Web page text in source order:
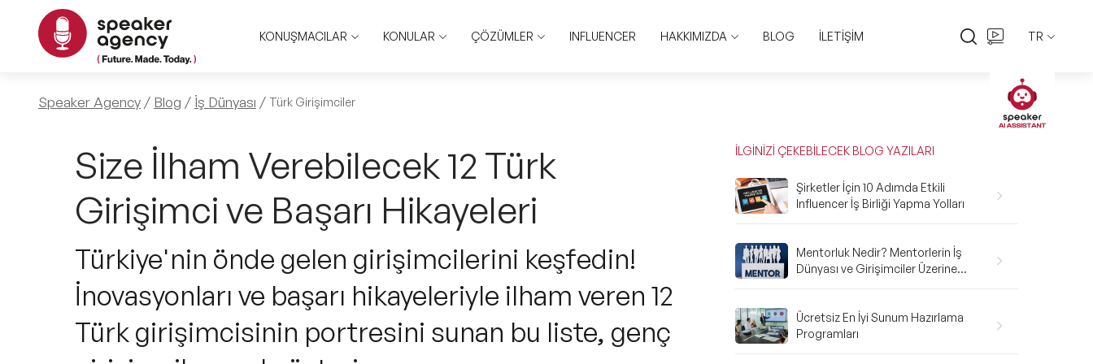
KONUŞMACILAR KONULAR ÇÖZÜMLER INFLUENCER HAKKIMIZDA BLOG İLETİŞİM TR
EN
TR
Speaker Agency Blog İş Dünyası Türk Girişimciler
Size İlham Verebilecek 12 Türk
Girişimci ve Başarı Hikayeleri
Türkiye'nin önde gelen girişimcilerini keşfedin!
İnovasyonları ve başarı hikayeleriyle ilham veren 12
Türk girişimcisinin portresini sunan bu liste, genç
İLGİNİZİ ÇEKEBİLECEK BLOG YAZILARI
Şirketler İçin 10 Adımda Etkili
Influencer İş Birliği Yapma Yolları
Mentorluk Nedir? Mentorlerin İş
Dünyası ve Girişimciler Üzerine
Ücretsiz En İyi Sunum Hazırlama
Programları